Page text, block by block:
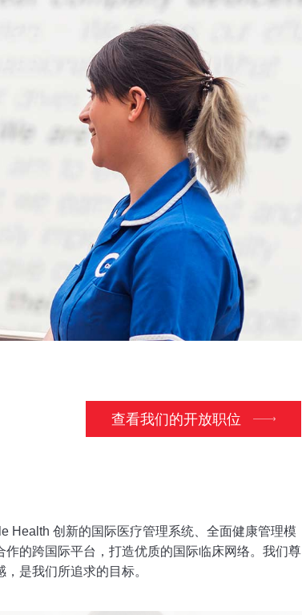
查看我们的开放职位
Health 创新的国际医疗管理系统、全面健康管理模
的跨国际平台，打造优质的国际临床网络。我们尊
是我们所追求的目标。